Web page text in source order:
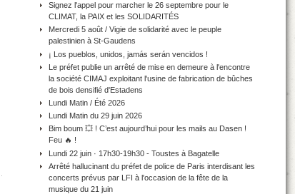
Signez l'appel pour marcher le 26 septembre pour le
CLIMAT, la PAIX et les SOLIDARITÉS
Mercredi 5 août / Vigie de solidarité avec le peuple
palestinien à St-Gaudens
¡ Los pueblos, unidos, jamás serán vencidos !
Le préfet publie un arrêté de mise en demeure à l'encontre
la société CIMAJ exploitant l'usine de fabrication de bûches
de bois densifié d'Estadens
Lundi Matin / Été 2026
Lundi Matin du 29 juin 2026
Bim boum 💥 ! C’est aujourd’hui pour les mails au Dasen !
Feu 🔥 !
Lundi 22 juin · 17h30-19h30 - Toustes à Bagatelle
Arrêté hallucinant du préfet de police de Paris interdisant les
concerts prévus par LFI à l'occasion de la fête de la
musique du 21 juin